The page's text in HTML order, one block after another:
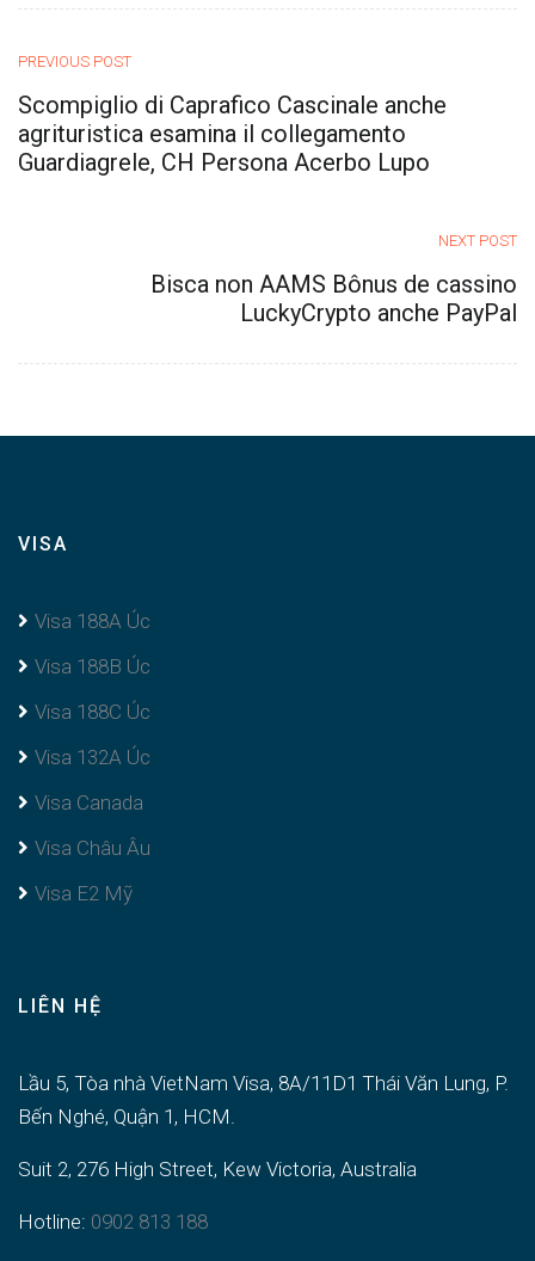
PREVIOUS POST
Scompiglio di Caprafico Cascinale anche
agrituristica esamina il collegamento
Guardiagrele, CH Persona Acerbo Lupo
NEXT POST
Bisca non AAMS Bônus de cassino
LuckyCrypto anche PayPal
VISA
Visa 188A Úc
Visa 188B Úc
Visa 188C Úc
Visa 132A Úc
Visa Canada
Visa Châu Âu
Visa E2 Mỹ
LIÊN HỆ
Lầu 5, Tòa nhà VietNam Visa, 8A/11D1 Thái Văn Lung, P.
Bến Nghé, Quận 1, HCM.
Suit 2, 276 High Street, Kew Victoria, Australia
Hotline: 0902 813 188